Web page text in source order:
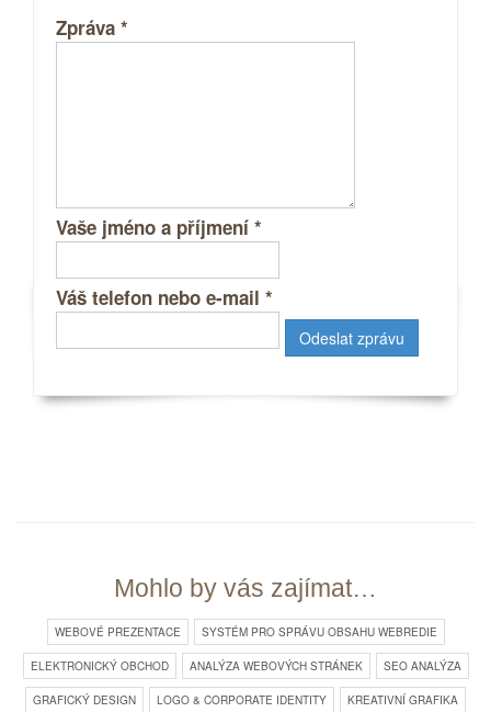
Zpráva *
Vaše jméno a příjmení *
Váš telefon nebo e-mail *
Mohlo by vás zajímat…
WEBOVÉ PREZENTACE SYSTÉM PRO SPRÁVU OBSAHU WEBREDIE
ELEKTRONICKÝ OBCHOD ANALÝZA WEBOVÝCH STRÁNEK SEO ANALÝZA
GRAFICKÝ DESIGN LOGO & CORPORATE IDENTITY KREATIVNÍ GRAFIKA